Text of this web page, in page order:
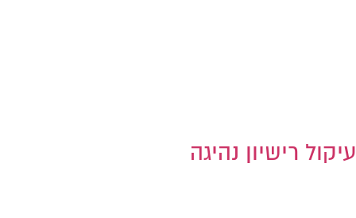
עיקול רישיון נהיגה